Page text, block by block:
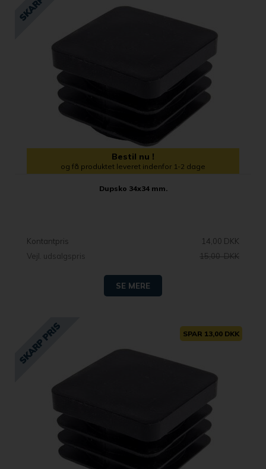
Bestil nu !
og få produktet leveret indenfor 1-2 dage
Dupsko 34x34 mm.
Kontantpris
14,00 DKK
Vejl. udsalgspris
15,00 DKK
SE MERE
SPAR 13,00 DKK